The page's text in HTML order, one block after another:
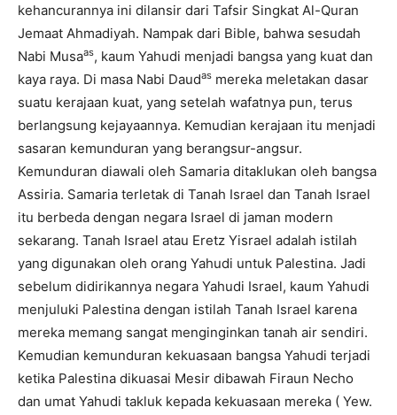
kehancurannya ini dilansir dari Tafsir Singkat Al-Quran
Jemaat Ahmadiyah. Nampak dari Bible, bahwa sesudah
Nabi Musaas, kaum Yahudi menjadi bangsa yang kuat dan
kaya raya. Di masa Nabi Daudas mereka meletakan dasar
suatu kerajaan kuat, yang setelah wafatnya pun, terus
berlangsung kejayaannya. Kemudian kerajaan itu menjadi
sasaran kemunduran yang berangsur-angsur.
Kemunduran diawali oleh Samaria ditaklukan oleh bangsa
Assiria. Samaria terletak di Tanah Israel dan Tanah Israel
itu berbeda dengan negara Israel di jaman modern
sekarang. Tanah Israel atau Eretz Yisrael adalah istilah
yang digunakan oleh orang Yahudi untuk Palestina. Jadi
sebelum didirikannya negara Yahudi Israel, kaum Yahudi
menjuluki Palestina dengan istilah Tanah Israel karena
mereka memang sangat menginginkan tanah air sendiri.
Kemudian kemunduran kekuasaan bangsa Yahudi terjadi
ketika Palestina dikuasai Mesir dibawah Firaun Necho
dan umat Yahudi takluk kepada kekuasaan mereka ( Yew.